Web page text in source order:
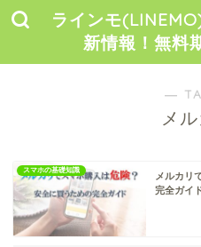
ラインモ
新情報！無料
―
メ
スマホの基礎知識
メルカリ
完全ガイ